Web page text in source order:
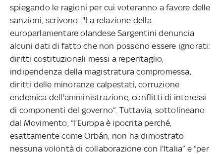
spiegando le ragioni per cui voteranno a favore delle
sanzioni, scrivono: "La relazione della
europarlamentare olandese Sargentini denuncia
alcuni dati di fatto che non possono essere ignorati:
diritti costituzionali messi a repentaglio,
indipendenza della magistratura compromessa,
diritti delle minoranze calpestati, corruzione
endemica dell'amministrazione, conflitti di interessi
di componenti del governo”. Tuttavia, sottolineano
dal Movimento, “l’Europa è ipocrita perché,
esattamente come Orbán, non ha dimostrato
nessuna volontà di collaborazione con l'Italia” e “per